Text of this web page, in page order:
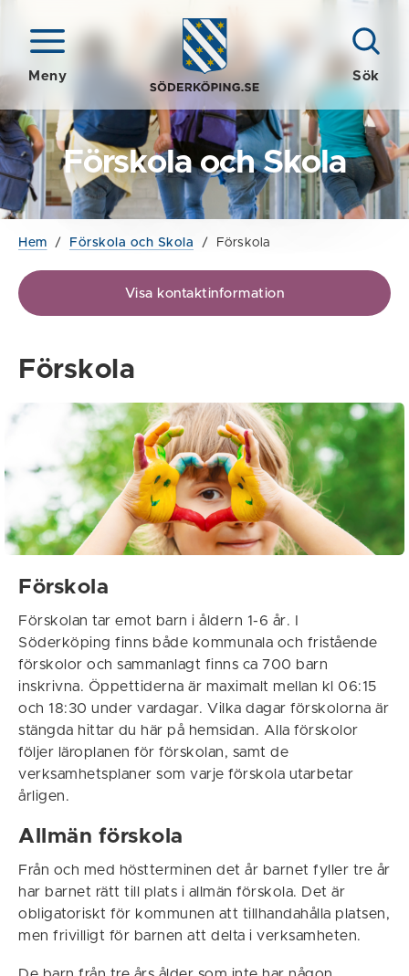
Meny Sök
Förskola och Skola
Hem / Förskola och Skola / Förskola
Visa kontaktinformation
Förskola
Förskola
Förskolan tar emot barn i åldern 1-6 år. I
Söderköping finns både kommunala och fristående
förskolor och sammanlagt finns ca 700 barn
inskrivna. Öppettiderna är maximalt mellan kl 06:15
och 18:30 under vardagar. Vilka dagar förskolorna är
stängda hittar du här på hemsidan. Alla förskolor
följer läroplanen för förskolan, samt de
verksamhetsplaner som varje förskola utarbetar
årligen.
Allmän förskola
Från och med höstterminen det år barnet fyller tre år
har barnet rätt till plats i allmän förskola. Det är
obligatoriskt för kommunen att tillhandahålla platsen,
men frivilligt för barnen att delta i verksamheten.